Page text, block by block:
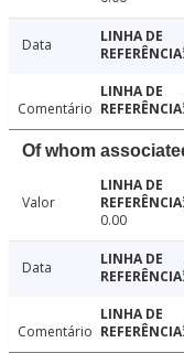
Data
Comentário
Of whom
Valor
0.00
Data
Comentário